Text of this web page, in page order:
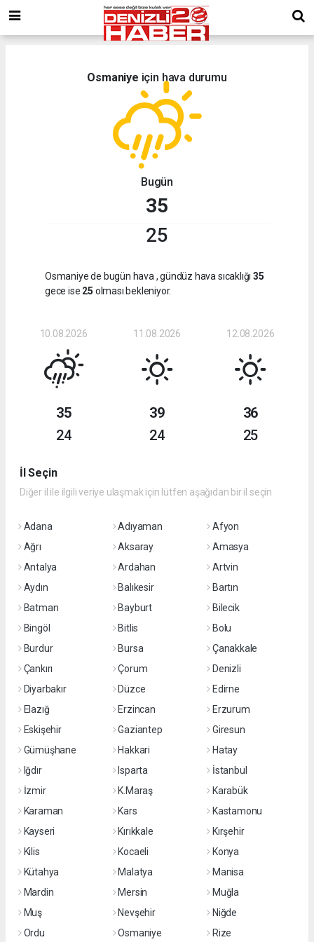
Osmaniye için hava durumu
Bugün
35
25
Osmaniye de bugün hava , gündüz hava sıcaklığı 35
gece ise 25 olması bekleniyor.
10.08.2026
35
24
11.08.2026
39
24
12.08.2026
36
25
İl Seçin
Diğer il ile ilgili veriye ulaşmak için lütfen aşağıdan bir il seçin
Adana Adıyaman
Afyon
Ağrı
Aksaray
Amasya
Antalya
Ardahan
Artvin
Aydın
Balıkesir
Bartın
Batman
Bayburt
Bilecik
Bingöl
Bitlis
Bolu
Burdur
Bursa
Çanakkale
Çankırı
Çorum
Denizli
Diyarbakır
Düzce
Edirne
Elazığ
Erzincan
Erzurum
Eskişehir
Gaziantep
Giresun
Gümüşhane
Hakkari
Hatay
Iğdır
Isparta
İstanbul
İzmir
K.Maraş
Karabük
Karaman
Kars
Kastamonu
Kayseri
Kırıkkale
Kırşehir
Kilis
Kocaeli
Konya
Kütahya
Malatya
Manisa
Mardin
Mersin
Muğla
Muş
Nevşehir
Niğde
Ordu
Osmaniye Rize